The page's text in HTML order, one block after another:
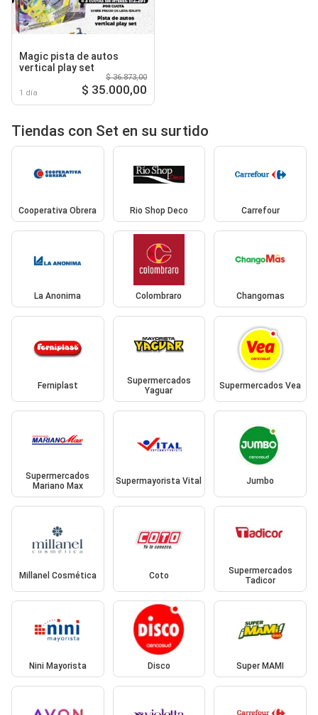
Magic pista de autos
vertical play set
1 día
$ 36.873,00
$ 35.000,00
Tiendas con Set en su surtido
Cooperativa Obrera Rio Shop Deco Carrefour
La Anonima Colombraro Changomas
Ferniplast
Supermercados
Yaguar
Supermercados Vea
Supermercados
Mariano Max
Supermayorista Vital Jumbo
Millanel Cosmética Coto
Supermercados
Tadicor
Nini Mayorista Disco Super MAMI